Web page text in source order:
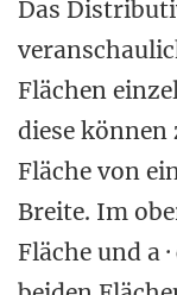
Das
Flächen
diese können
Fläche von
Breite. Im
Fläche und a